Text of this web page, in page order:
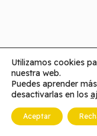
Utilizamos cookies
nuestra web.
Puedes aprender
desactivarlas en los
Aceptar